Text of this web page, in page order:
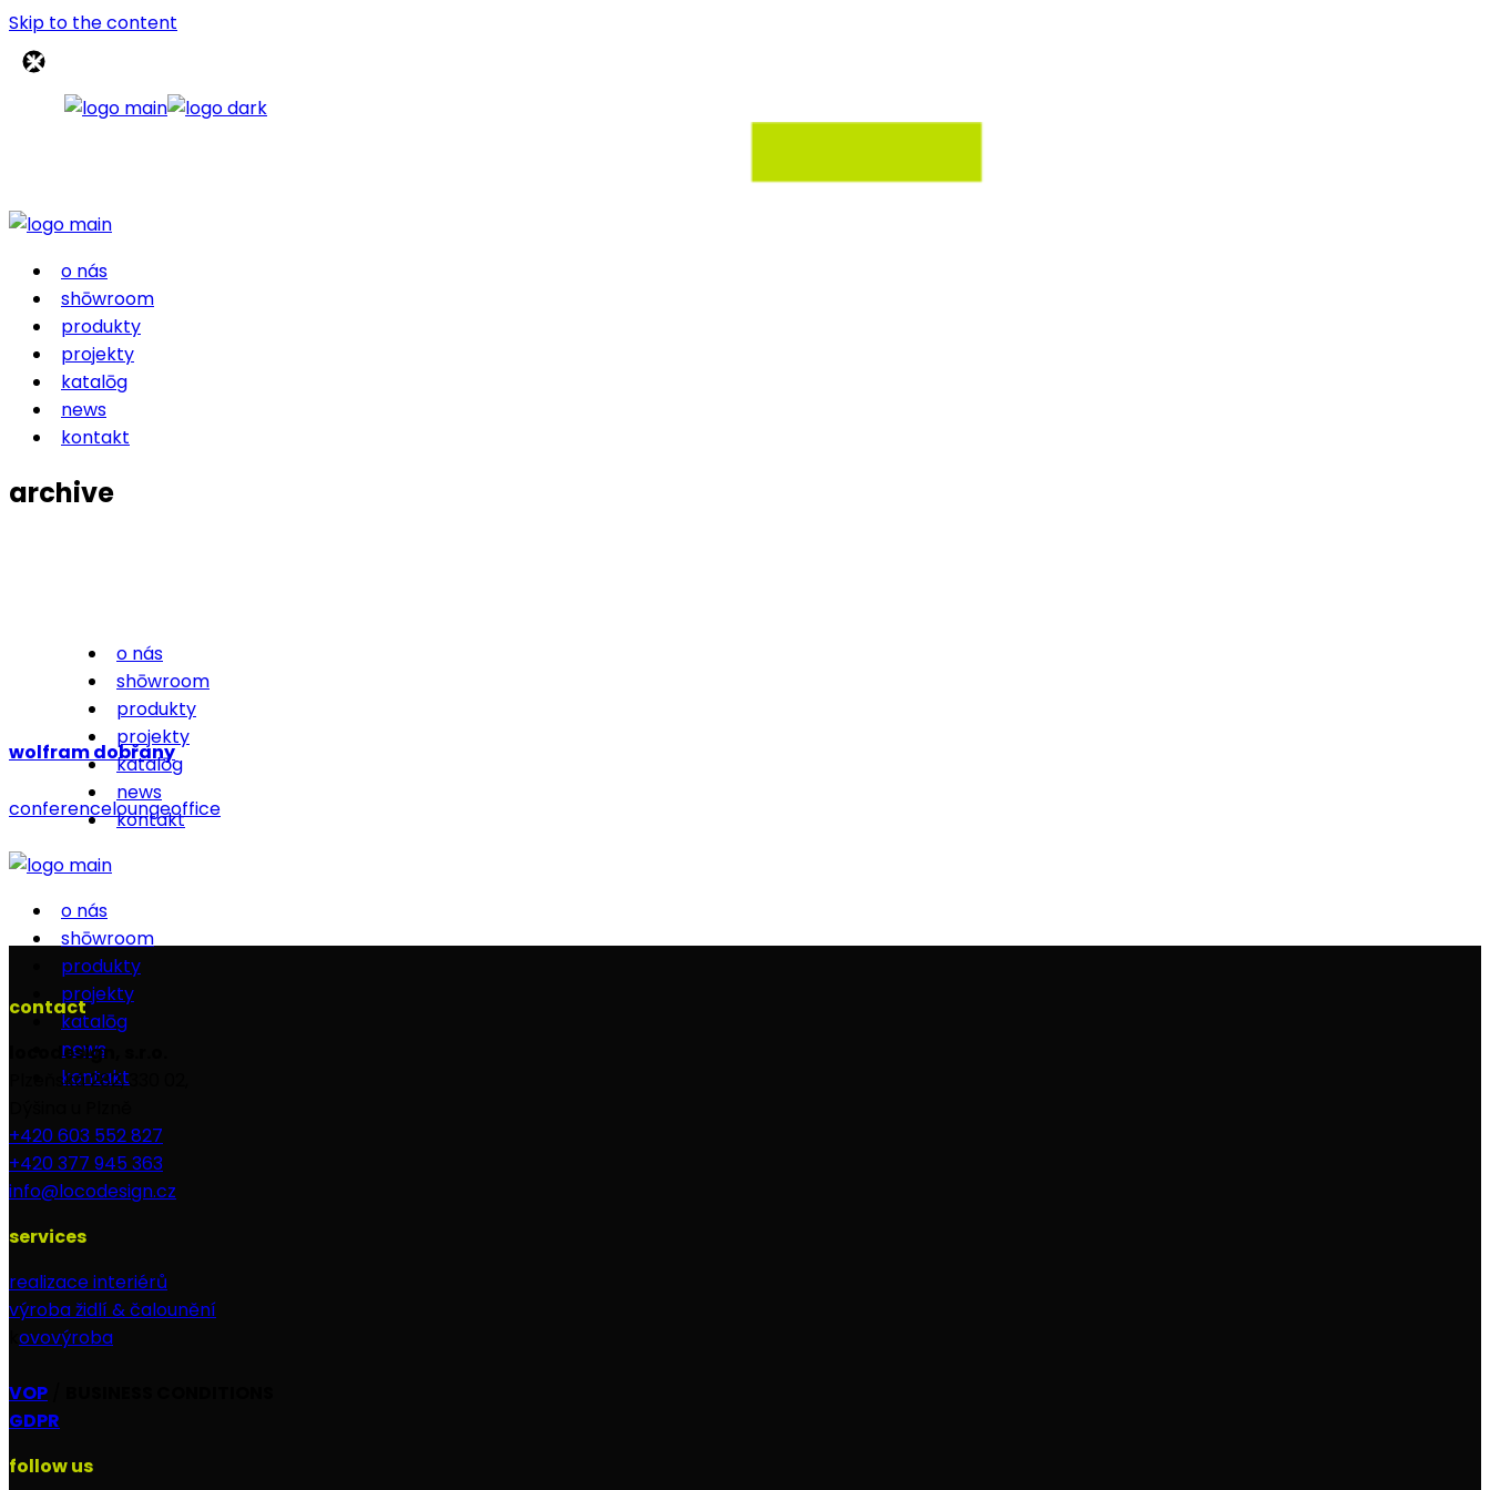
Skip to the content
o nás
shōwroom
produkty
projekty
katalōg
news
kontakt
o nás
shōwroom
produkty
projekty
katalōg
news
kontakt
o nás
shōwroom
produkty
projekty
katalōg
news
kontakt
archive
wolfram dobřany
conferenceloungeoffice
contact
locodesign, s.r.o.
Plzeňská 282, 330 02,
+420 603 552 827
+420 377 945 363
info@locodesign.cz
services
realizace interiérů
výroba židlí & čalounění
ovovýroba
VOP
GDPR
follow us